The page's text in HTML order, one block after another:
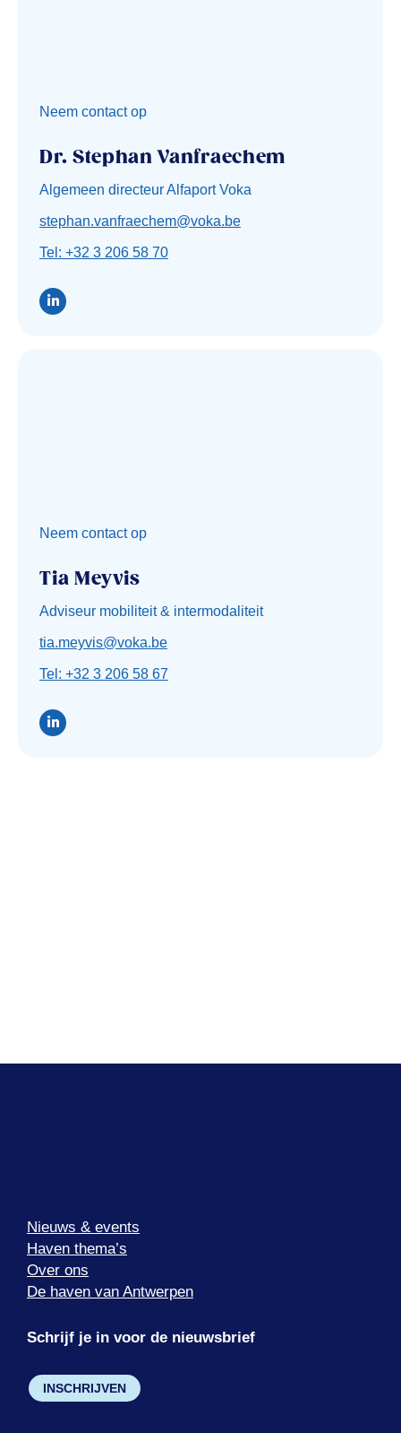
Neem contact op
Dr. Stephan Vanfraechem
Algemeen directeur Alfaport Voka
stephan.vanfraechem@voka.be
Tel: +32 3 206 58 70
Neem contact op
Tia Meyvis
Adviseur mobiliteit & intermodaliteit
tia.meyvis@voka.be
Tel: +32 3 206 58 67
Nieuws & events
Haven thema’s
Over ons
De haven van Antwerpen
Schrijf je in voor de nieuwsbrief
INSCHRIJVEN